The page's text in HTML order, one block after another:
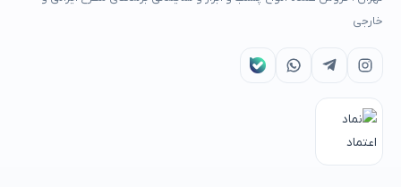
خارجی